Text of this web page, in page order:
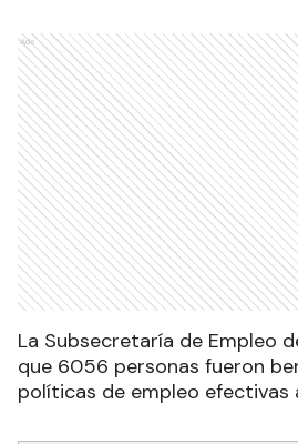
Ads
La Subsecretaría de Empleo
que 6056 personas fueron
políticas de empleo efectivas